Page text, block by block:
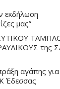
εκδήλωση
μας”
της
αγάπης
Έδεσσας